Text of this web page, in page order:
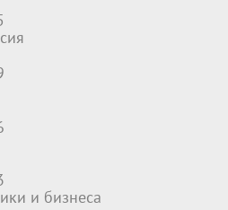
и бизнеса